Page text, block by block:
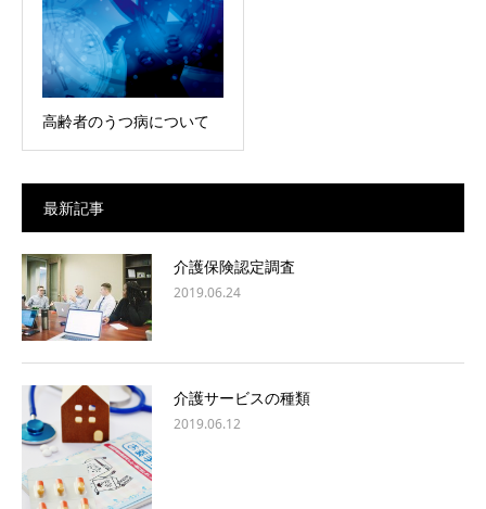
高齢者のうつ病について
最新記事
介護保険認定調査
2019.06.24
介護サービスの種類
2019.06.12